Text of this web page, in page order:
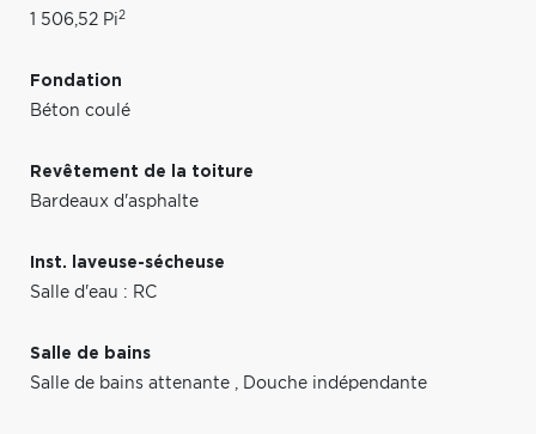
1 506,52 Pi2
Fondation
Béton coulé
Revêtement de la toiture
Bardeaux d'asphalte
Inst. laveuse-sécheuse
Salle d'eau : RC
Salle de bains
Salle de bains attenante , Douche indépendante